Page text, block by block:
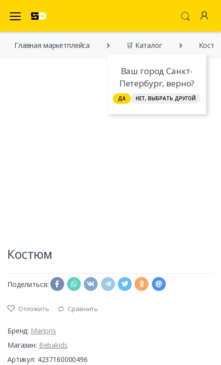
Ваш город Санкт-
Петербург, верно?
ДА НЕТ, ВЫБРАТЬ ДРУГОЙ
Главная марĸетплейса 🛒 Каталог
Костюм
Поделиться:
Отложить Сравнить
Бренд: Marions
Магазин: Bebakids
Артикул: 4237160000496